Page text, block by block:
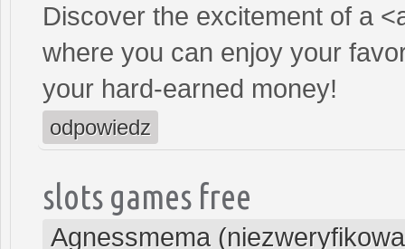
Discover the excitement of a
where you can enjoy your
your hard-earned money!
odpowiedz
slots games free
Agnessmema